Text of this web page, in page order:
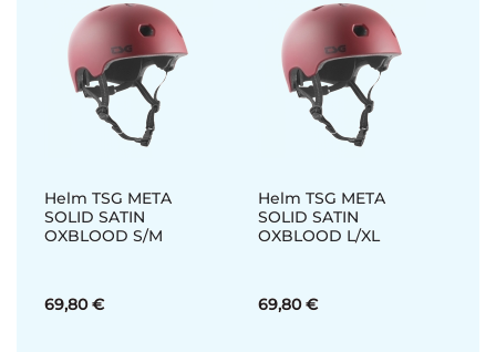
Helm TSG META
SOLID SATIN
OXBLOOD S/M
69,80 €
Helm TSG META
SOLID SATIN
OXBLOOD L/XL
69,80 €